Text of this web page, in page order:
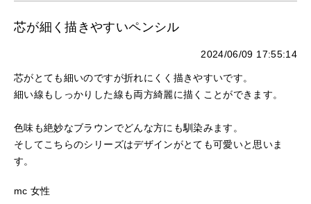
芯が細く描きやすいペンシル
2024/06/09 17:55:14
芯がとても細いのですが折れにくく描きやすいです。
細い線もしっかりした線も両方綺麗に描くことができます。
色味も絶妙なブラウンでどんな方にも馴染みます。
そしてこちらのシリーズはデザインがとても可愛いと思いま
す。
mc 女性